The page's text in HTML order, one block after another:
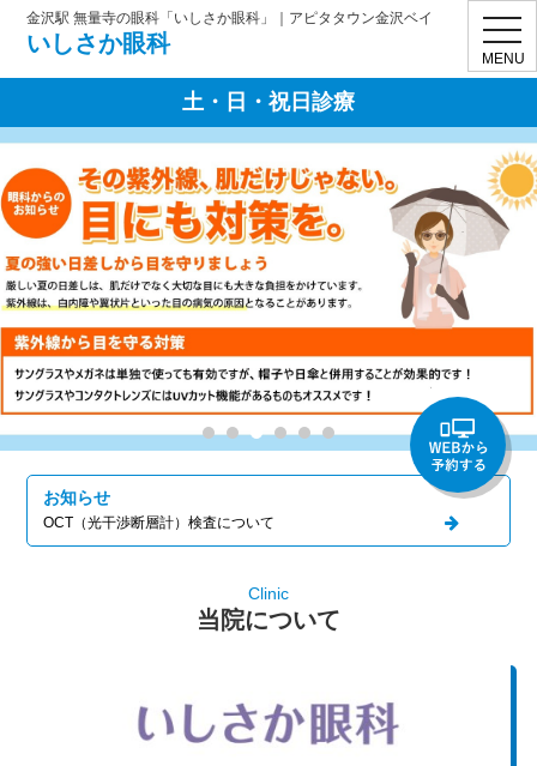
MENU
金沢駅 無量寺の眼科「いしさか眼科」｜アピタタウン金沢ベイ
いしさか眼科
土・日・祝日診療
お知らせ
OCT（光干渉断層計）検査について
当院について
Clinic